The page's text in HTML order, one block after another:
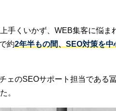
手くいかず、WEB集客に悩
約2年半もの間、SEO対策を中
ェのSEOサポート担当である
。